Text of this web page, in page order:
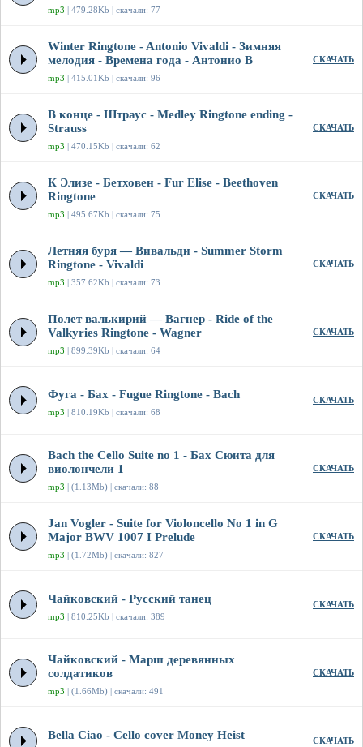
mp3 | 479.28Kb | скачали: 77
Winter Ringtone - Antonio Vivaldi - Зимняя
мелодия - Времена года - Антонио В
mp3 | 415.01Kb | скачали: 96
СКАЧАТЬ
В конце - Штраус - Medley Ringtone ending -
Strauss
mp3 | 470.15Kb | скачали: 62
СКАЧАТЬ
К Элизе - Бетховен - Fur Elise - Beethoven
Ringtone
mp3 | 495.67Kb | скачали: 75
СКАЧАТЬ
Летняя буря — Вивальди - Summer Storm
Ringtone - Vivaldi
mp3 | 357.62Kb | скачали: 73
СКАЧАТЬ
Полет валькирий — Вагнер - Ride of the
Valkyries Ringtone - Wagner
mp3 | 899.39Kb | скачали: 64
СКАЧАТЬ
Фуга - Бах - Fugue Ringtone - Bach
mp3 | 810.19Kb | скачали: 68
СКАЧАТЬ
Bach the Cello Suite no 1 - Бах Сюита для
виолончели 1
mp3 | (1.13Mb) | скачали: 88
СКАЧАТЬ
Jan Vogler - Suite for Violoncello No 1 in G
Major BWV 1007 I Prelude
mp3 | (1.72Mb) | скачали: 827
СКАЧАТЬ
Чайковский - Русский танец
mp3 | 810.25Kb | скачали: 389
СКАЧАТЬ
Чайковский - Марш деревянных
солдатиков
mp3 | (1.66Mb) | скачали: 491
СКАЧАТЬ
Bella Ciao - Cello cover Money Heist СКАЧАТЬ